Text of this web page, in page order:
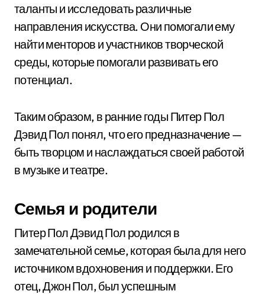
таланты и исследовать различные
направления искусства. Они помогали ему
найти менторов и участников творческой
среды, которые помогали развивать его
потенциал.
Таким образом, в ранние годы Питер Пол
Дэвид Пол понял, что его предназначение —
быть творцом и наслаждаться своей работой
в музыке и театре.
Семья и родители
Питер Пол Дэвид Пол родился в
замечательной семье, которая была для него
источником вдохновения и поддержки. Его
отец, Джон Пол, был успешным